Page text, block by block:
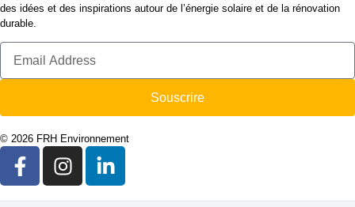
des idées et des inspirations autour de l’énergie solaire et de la rénovation
durable.
Souscrire
© 2026 FRH Environnement